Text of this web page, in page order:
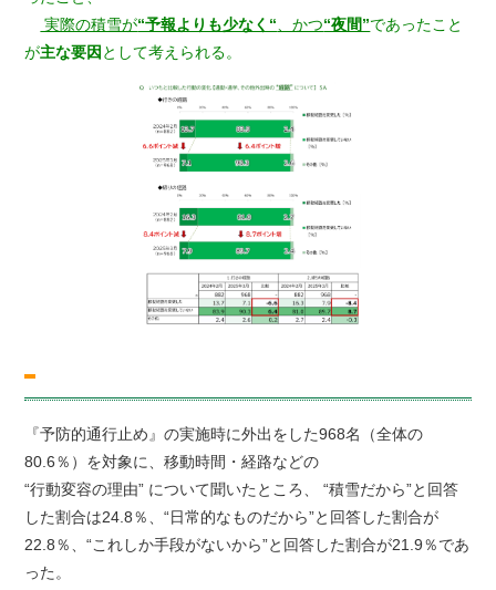
実際の積雪が“予報よりも少なく“ 、かつ“夜間”であったこと
が主な要因として考えられる。
『予防的通行止め』の実施時に外出をした968名（全体の
80.6％）を対象に、移動時間・経路などの
“行動変容の理由” について聞いたところ、 “積雪だから”と回答
した割合は24.8％、“日常的なものだから”と回答した割合が
22.8％、“これしか手段がないから”と回答した割合が21.9％であ
った。